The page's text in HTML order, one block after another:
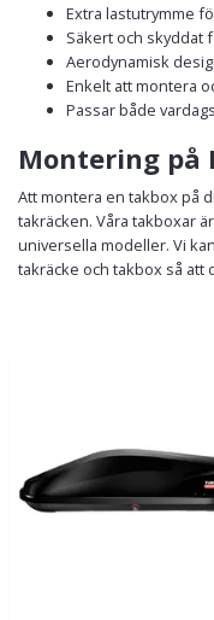
Extra lastutrymme
Säkert och skyddat
Aerodynamisk
Enkelt att montera
Passar både
Montering på
Att montera en takbox på
takräcken. Våra takboxar
universella modeller. Vi
takräcke och takbox så att